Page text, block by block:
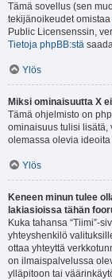
Tämä sovellus (sen
tekijänoikeudet omistaa
Public Licensenssin,
Tietoja phpBB:stä
Ylös
Miksi ominaisuutta X
Tämä ohjelmisto on
ominaisuus tulisi lisätä,
olemassa olevia
Ylös
Keneen minun tulee
lakiasioissa tähän
Kuka tahansa “Tiimi”-
yhteyshenkilö
ottaa yhteyttä
on ilmaispalvelussa
ylläpitoon tai